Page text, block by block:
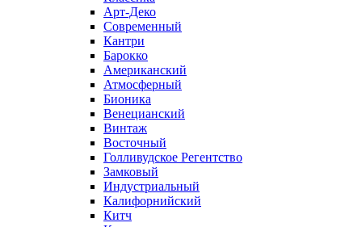
Арт-Деко
Современный
Кантри
Барокко
Американский
Атмосферный
Бионика
Венецианский
Винтаж
Восточный
Голливудское Регентство
Замковый
Индустриальный
Калифорнийский
Китч